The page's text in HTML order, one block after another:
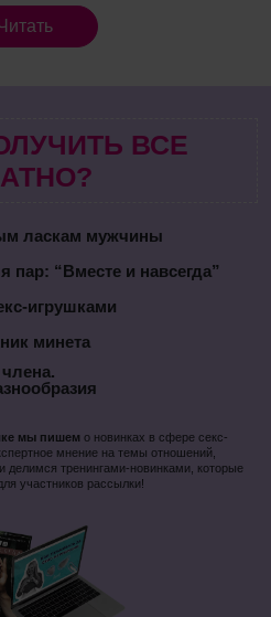
ВСЕ
ласкам мужчины
пар: “Вместе и навсегда”
игрушками
минета
мы пишем о новинках в сфере секс-
мнение на темы отношений,
делимся тренингами-новинками, которые
участников рассылки!